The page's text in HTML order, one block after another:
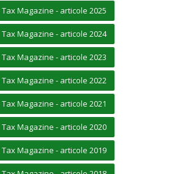
Tax Magazine - articole 2025
Tax Magazine - articole 2024
Tax Magazine - articole 2023
Tax Magazine - articole 2022
Tax Magazine - articole 2021
Tax Magazine - articole 2020
Tax Magazine - articole 2019